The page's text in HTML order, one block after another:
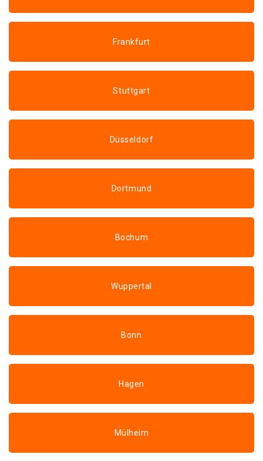
Frankfurt
Stuttgart
Düsseldorf
Dortmund
Bochum
Wuppertal
Bonn
Hagen
Mülheim